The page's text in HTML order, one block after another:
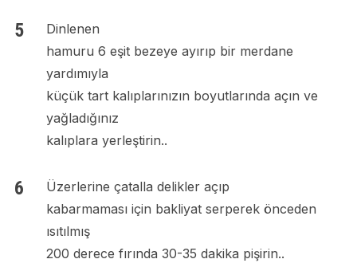
Dinlenen
hamuru 6 eşit bezeye ayırıp bir merdane
yardımıyla
küçük tart kalıplarınızın boyutlarında açın ve
yağladığınız
kalıplara yerleştirin..
Üzerlerine çatalla delikler açıp
kabarmaması için bakliyat serperek önceden
ısıtılmış
200 derece fırında 30-35 dakika pişirin..